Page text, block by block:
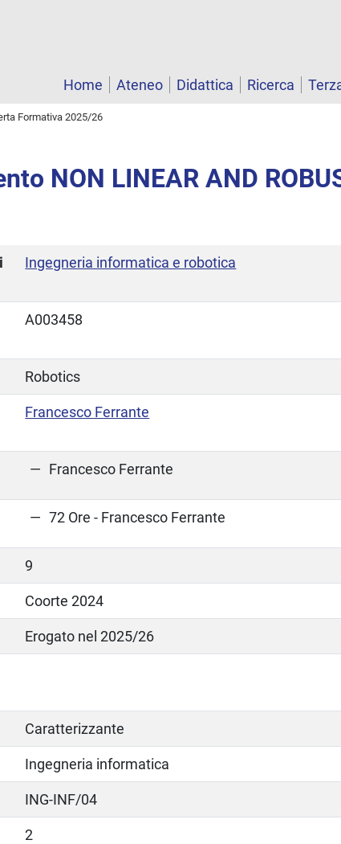
Home
Ateneo Didattica Ricerca
Formativa 2025/26
NON LINEAR AND
Ingegneria informatica e robotica
A003458
Robotics
Francesco Ferrante
Francesco Ferrante
72 Ore - Francesco Ferrante
9
Coorte 2024
Erogato nel 2025/26
Caratterizzante
Ingegneria informatica
ING-INF/04
2